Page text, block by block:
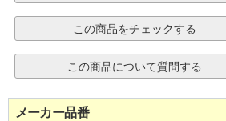
メーカー品番